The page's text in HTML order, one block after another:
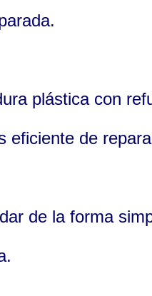
plástica con
eficiente de
de la forma